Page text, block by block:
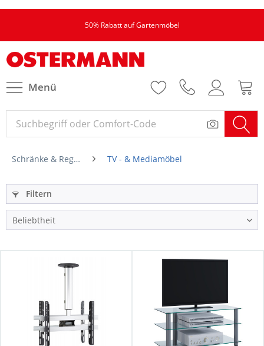
50% Rabatt auf Gartenmöbel
Menü
Schränke & Regale TV - & Mediamöbel
Filtern